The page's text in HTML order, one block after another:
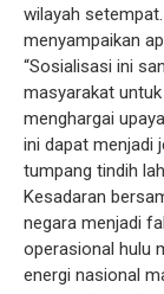
wilayah
menyampaikan
“Sosialisasi ini
masyarakat
menghargai
ini dapat menjadi
tumpang tindih
Kesadaran
negara menjadi
operasional hulu
energi nasional